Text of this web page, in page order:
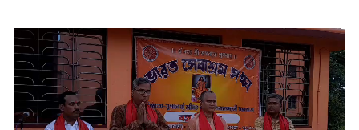
ভারত
সেবাশ্রম
সংঘ